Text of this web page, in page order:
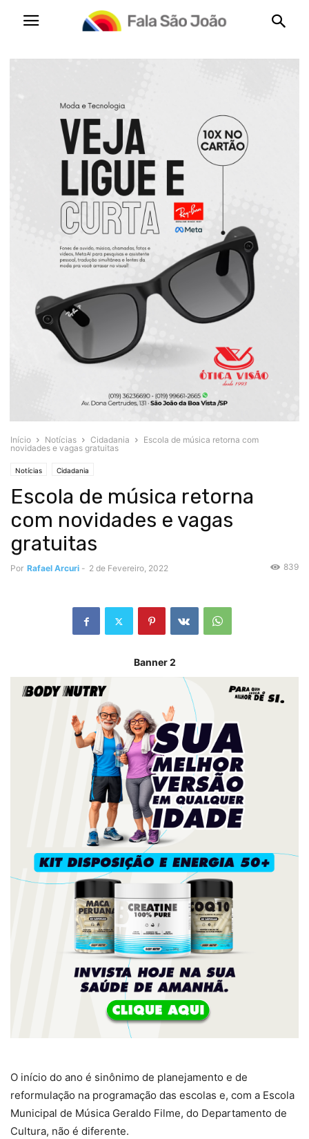
Início Notícias Cidadania
Escola de música retorna com
novidades e vagas gratuitas
Notícias Cidadania
Escola de música retorna
com novidades e vagas
gratuitas
Por Rafael Arcuri - 2 de Fevereiro, 2022 839
Banner 2
O início do ano é sinônimo de planejamento e de
reformulação na programação das escolas e, com a Escola
Municipal de Música Geraldo Filme, do Departamento de
Cultura, não é diferente.